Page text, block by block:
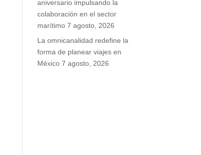
aniversario impulsando la
colaboración en el sector
marítimo 7 agosto, 2026
La omnicanalidad redefine la
forma de planear viajes en
México 7 agosto, 2026